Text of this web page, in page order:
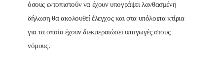
όσους εντοπιστούν να έχουν υπογράψει λανθασμένη
δήλωση θα ακολουθεί έλεγχος και στα υπόλοιπα κτίρια
για τα οποία έχουν διεκπεραιώσει υπαγωγές στους
νόμους.